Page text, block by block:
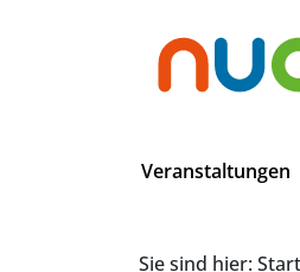
Veranstaltungen
Sie sind hier: